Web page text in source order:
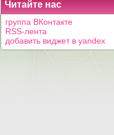
Читайте нас
группа ВКонтакте
RSS-лента
добавить виджет в yandex